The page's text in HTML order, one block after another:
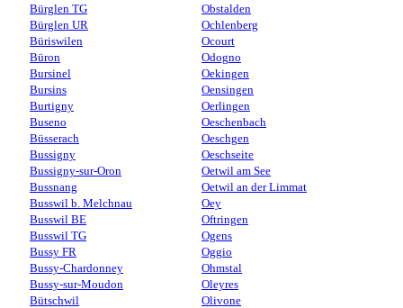
Bürglen TG
Bürglen UR
Büriswilen
Büron
Bursinel
Bursins
Burtigny
Buseno
Büsserach
Bussigny
Bussigny-sur-Oron
Bussnang
Busswil b. Melchnau
Busswil BE
Busswil TG
Bussy FR
Bussy-Chardonney
Bussy-sur-Moudon
Bütschwil
Obstalden
Ochlenberg
Ocourt
Odogno
Oekingen
Oensingen
Oerlingen
Oeschenbach
Oeschgen
Oeschseite
Oetwil am See
Oetwil an der Limmat
Oey
Oftringen
Ogens
Oggio
Ohmstal
Oleyres
Olivone